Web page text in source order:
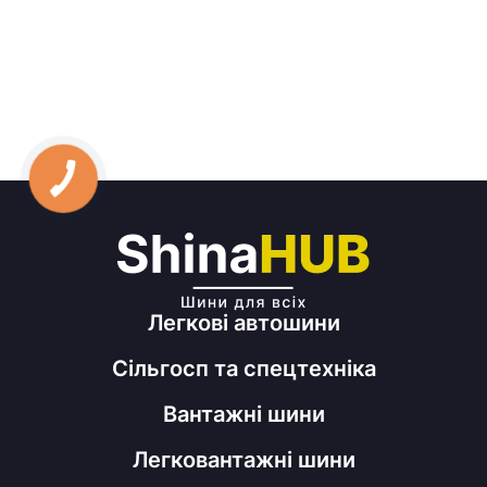
Легкові автошини
Сільгосп та спецтехніка
Вантажні шини
Легковантажні шини